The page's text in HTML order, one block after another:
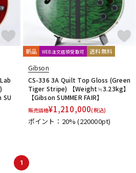
SU
新品 WEB注文店頭受取可 送料無料
Gibson
CS-336 3A Quilt Top Gloss (Green
Tiger Stripe) 【Weight≒3.23kg】
【Gibson SUMMER FAIR】
販売価格¥1,210,000(税込)
ポイント：20%(220000pt)
1